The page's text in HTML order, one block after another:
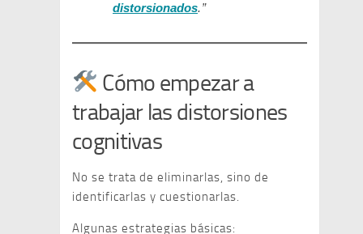
distorsionados.”
Cómo empezar a
trabajar las distorsiones
cognitivas
No se trata de eliminarlas, sino de
identificarlas y cuestionarlas.
Algunas estrategias básicas: